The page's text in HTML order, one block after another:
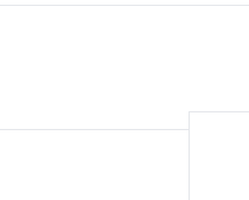
на нов
лизинг със срок от
важат за нови и за